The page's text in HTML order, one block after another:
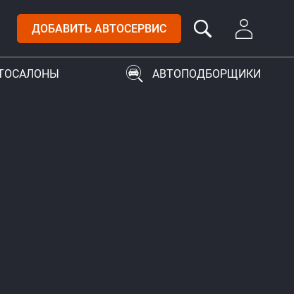
ДОБАВИТЬ АВТОСЕРВИС
АВТОПОДБОРЩИКИ